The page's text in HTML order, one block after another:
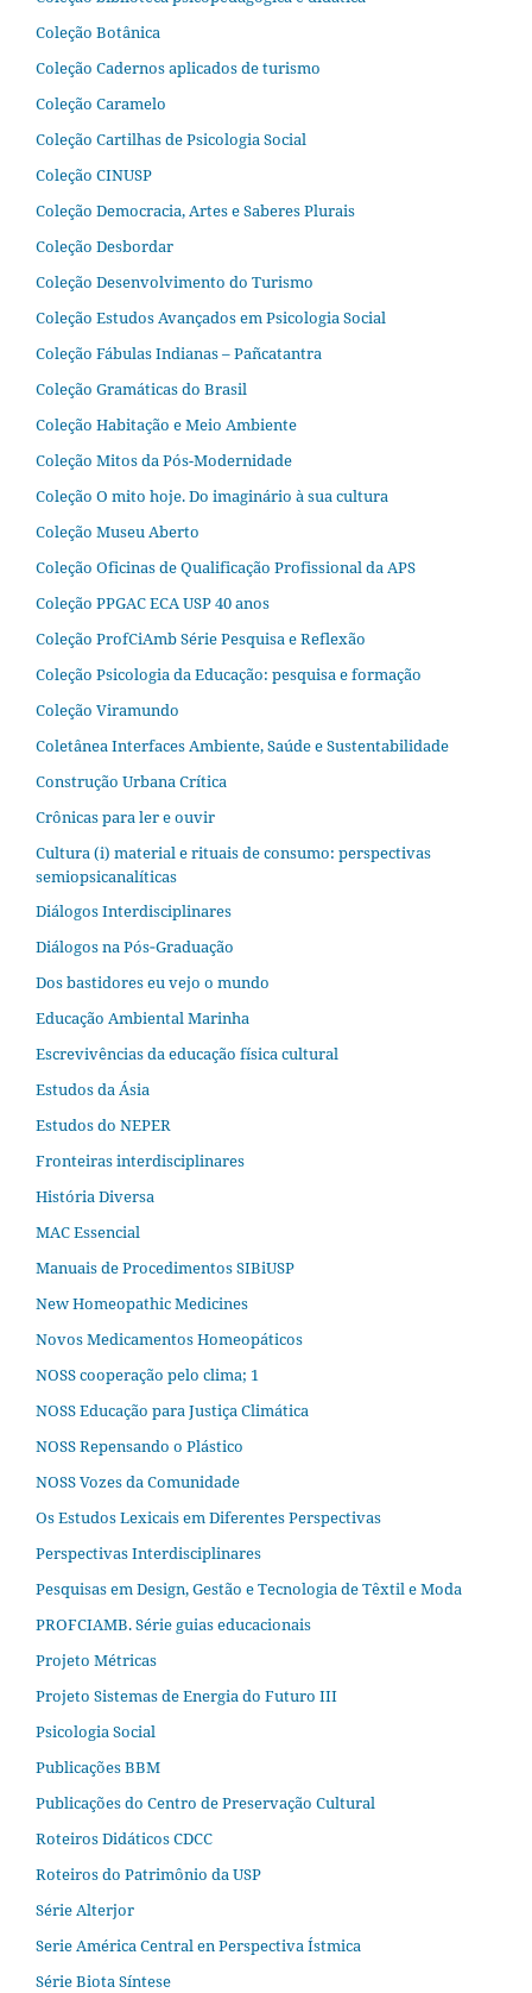
Coleção Botânica
Coleção Cadernos aplicados de turismo
Coleção Caramelo
Coleção Cartilhas de Psicologia Social
Coleção CINUSP
Coleção Democracia, Artes e Saberes Plurais
Coleção Desbordar
Coleção Desenvolvimento do Turismo
Coleção Estudos Avançados em Psicologia Social
Coleção Fábulas Indianas – Pañcatantra
Coleção Gramáticas do Brasil
Coleção Habitação e Meio Ambiente
Coleção Mitos da Pós-Modernidade
Coleção O mito hoje. Do imaginário à sua cultura
Coleção Museu Aberto
Coleção Oficinas de Qualificação Profissional da APS
Coleção PPGAC ECA USP 40 anos
Coleção ProfCiAmb Série Pesquisa e Reflexão
Coleção Psicologia da Educação: pesquisa e formação
Coleção Viramundo
Coletânea Interfaces Ambiente, Saúde e Sustentabilidade
Construção Urbana Crítica
Crônicas para ler e ouvir
Cultura (i) material e rituais de consumo: perspectivas
semiopsicanalíticas
Diálogos Interdisciplinares
Diálogos na Pós‐Graduação
Dos bastidores eu vejo o mundo
Educação Ambiental Marinha
Escrevivências da educação física cultural
Estudos da Ásia​
Estudos do NEPER
Fronteiras interdisciplinares
História Diversa
MAC Essencial
Manuais de Procedimentos SIBiUSP
New Homeopathic Medicines
Novos Medicamentos Homeopáticos
NOSS cooperação pelo clima; 1
NOSS Educação para Justiça Climática
NOSS Repensando o Plástico
NOSS Vozes da Comunidade
Os Estudos Lexicais em Diferentes Perspectivas
Perspectivas Interdisciplinares
Pesquisas em Design, Gestão e Tecnologia de Têxtil e Moda
PROFCIAMB. Série guias educacionais
Projeto Métricas
Projeto Sistemas de Energia do Futuro III
Psicologia Social
Publicações BBM
Publicações do Centro de Preservação Cultural
Roteiros Didáticos CDCC
Roteiros do Patrimônio da USP
Série Alterjor
Serie América Central en Perspectiva Ístmica
Série Biota Síntese